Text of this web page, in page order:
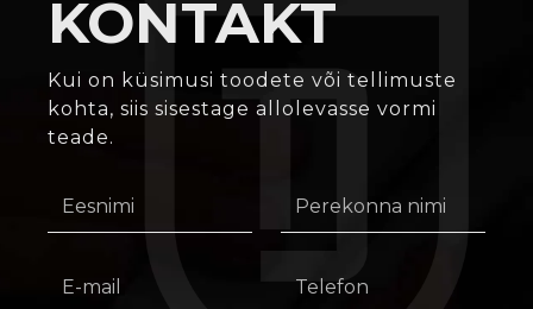
KONTAKT
Kui on küsimusi toodete või tellimuste
kohta, siis sisestage allolevasse vormi
teade.